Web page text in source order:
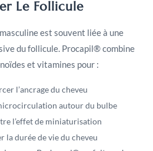
Le Follicule
est souvent liée à une
du follicule. Procapil® combine
et vitamines pour :
l’ancrage du cheveu
autour du bulbe
l’effet de miniaturisation
la durée de vie du cheveu